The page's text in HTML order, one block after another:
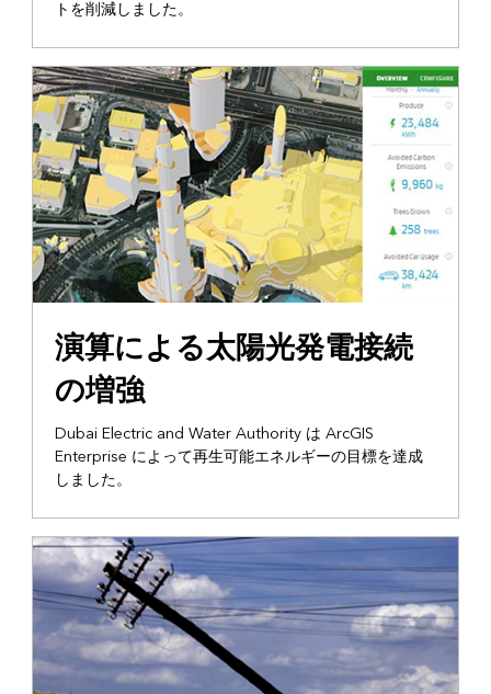
トを削減しました。
演算による太陽光発電接続
の増強
Dubai Electric and Water Authority は ArcGIS
Enterprise によって再生可能エネルギーの目標を達成
しました。